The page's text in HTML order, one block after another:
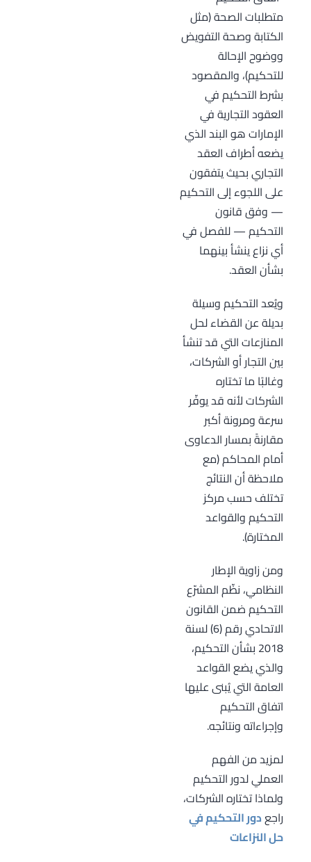
متطلبات الصحة (مثل
الكتابة وصحة التفويض
ووضوح الإحالة
للتحكيم)، والمقصود
بشرط التحكيم في
العقود التجارية في
الإمارات هو البند الذي
يضعه أطراف العقد
التجاري بحيث يتفقون
على اللجوء إلى التحكيم
— وفق قانون
التحكيم — للفصل في
أي نزاع ينشأ بينهما
بشأن العقد.
ويُعد التحكيم وسيلة
بديلة عن القضاء لحل
المنازعات التي قد تنشأ
بين التجار أو الشركات،
وغالبًا ما تختاره
الشركات لأنه قد يوفّر
سرعة ومرونة أكبر
مقارنةً بمسار الدعاوى
أمام المحاكم (مع
ملاحظة أن النتائج
تختلف حسب مركز
التحكيم والقواعد
المختارة).
ومن زاوية الإطار
النظامي، نظّم المشرّع
التحكيم ضمن القانون
الاتحادي رقم (6) لسنة
2018 بشأن التحكيم،
والذي يضع القواعد
العامة التي يُبنى عليها
اتفاق التحكيم
وإجراءاته ونتائجه.
لمزيد من الفهم
العملي لدور التحكيم
ولماذا تختاره الشركات،
راجعدور التحكيم في
حل النزاعات